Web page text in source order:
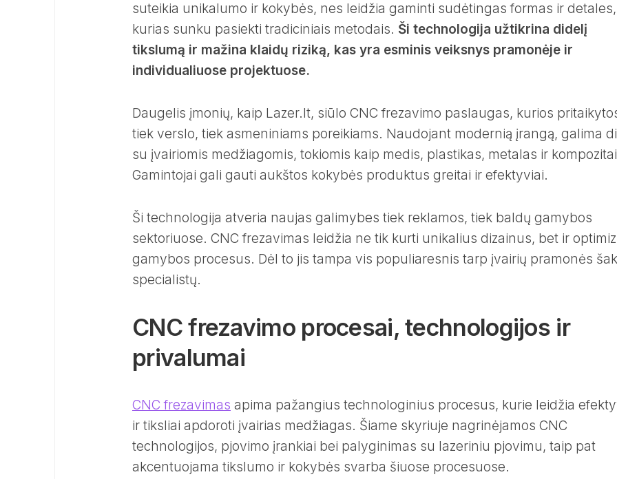
suteikia unikalumo ir kokybės, nes leidžia gaminti sudėtingas formas ir detales,
kurias sunku pasiekti tradiciniais metodais. Ši technologija užtikrina didelį
tikslumą ir mažina klaidų riziką, kas yra esminis veiksnys pramonėje ir
individualiuose projektuose.
Daugelis įmonių, kaip Lazer.lt, siūlo CNC frezavimo paslaugas, kurios
tiek verslo, tiek asmeniniams poreikiams. Naudojant modernią įrangą, galima
su įvairiomis medžiagomis, tokiomis kaip medis, plastikas, metalas ir
Gamintojai gali gauti aukštos kokybės produktus greitai ir efektyviai.
Ši technologija atveria naujas galimybes tiek reklamos, tiek baldų gamybos
sektoriuose. CNC frezavimas leidžia ne tik kurti unikalius dizainus, bet ir
gamybos procesus. Dėl to jis tampa vis populiaresnis tarp įvairių pramonės
specialistų.
CNC frezavimo procesai, technologijos ir
privalumai
CNC frezavimas apima pažangius technologinius procesus, kurie leidžia
ir tiksliai apdoroti įvairias medžiagas. Šiame skyriuje nagrinėjamos CNC
technologijos, pjovimo įrankiai bei palyginimas su lazeriniu pjovimu, taip pat
akcentuojama tikslumo ir kokybės svarba šiuose procesuose.